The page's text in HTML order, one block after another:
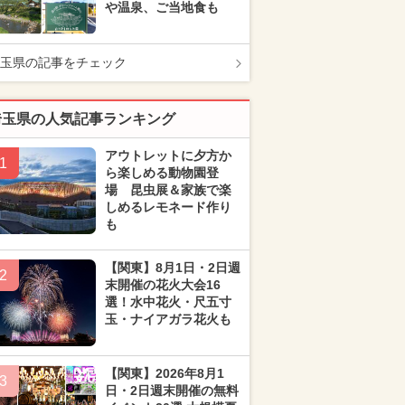
や温泉、ご当地食も
県の記事をチェック
県の人気記事ランキング
1
アウトレットに夕方か
ら楽しめる動物園登
場 昆虫展＆家族で楽
しめるレモネード作り
も
2
【関東】8月1日・2日週
末開催の花火大会16
選！水中花火・尺五寸
玉・ナイアガラ花火も
3
【関東】2026年8月1
日・2日週末開催の無料